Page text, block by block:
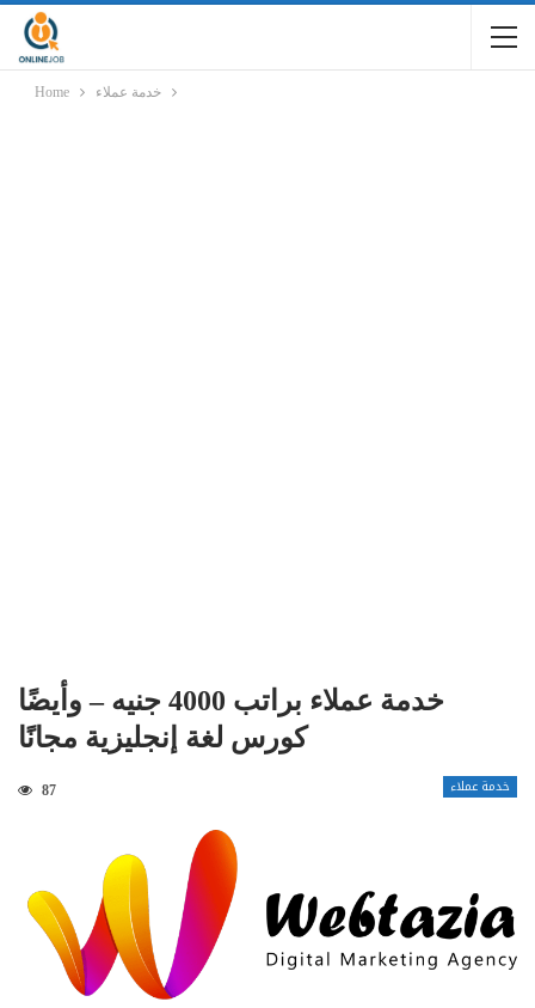
Home خدمة عملاء
خدمة عملاء براتب 4000 جنيه – وأيضًا
كورس لغة إنجليزية مجانًا
خدمة عملاء 87